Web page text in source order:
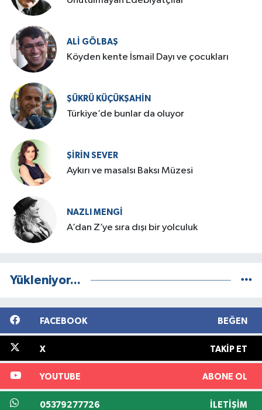
ALI GÖLBAŞ
Köyden kente İsmail Dayı ve çocukları
ŞÜKRÜ KÜÇÜKŞAHIN
Türkiye’de bunlar da oluyor
ŞIRIN SEVER
Aykırı ve masalsı Baksı Müzesi
NAZLI MENGI
A’dan Z’ye sıra dışı bir yolculuk
Yükleniyor...
FACEBOOK BEĞEN
X TAKIP ET
YOUTUBE ABONE OL
05379277726 İLETIŞIM